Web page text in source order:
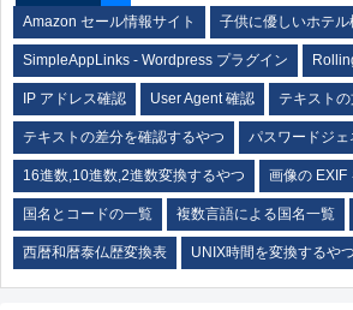
Amazon セール情報サイト 子供に優しいホテル
SimpleAppLinks - Wordpress プラグイン
IP アドレス確認 User Agent 確認 テキスト
テキストの差分を確認するやつ パスワードジェ
16進数,10進数,2進数変換するやつ 画像の EXIF
国名とコードの一覧 複数言語による国名一覧
西暦和暦泰仏歴変換表 UNIX時間を変換するやつ